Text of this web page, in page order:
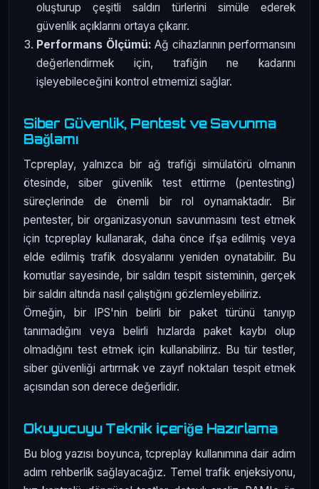
oluşturup çeşitli saldırı türlerini simüle ederek
güvenlik açıklarını ortaya çıkarır.
Performans Ölçümü: Ağ cihazlarının performansını
değerlendirmek için, trafiğin ne kadarını
işleyebileceğini kontrol etmemizi sağlar.
Siber Güvenlik, Pentest ve Savunma
Bağlamı
Tcpreplay, yalnızca bir ağ trafiği simülatörü olmanın
ötesinde, siber güvenlik test ettirme (pentesting)
süreçlerinde de önemli bir rol oynamaktadır. Bir
pentester, bir organizasyonun savunmasını test etmek
için tcpreplay kullanarak, daha önce ifşa edilmiş veya
elde edilmiş trafik dosyalarını yeniden oynatabilir. Bu
komutlar sayesinde, bir saldırı tespit sisteminin, gerçek
bir saldırı altında nasıl çalıştığını gözlemleyebiliriz.
Örneğin, bir IPS'nin belirli bir paket türünü tanıyıp
tanımadığını veya belirli hızlarda paket kaybı olup
olmadığını test etmek için kullanabiliriz. Bu tür testler,
siber güvenliği artırmak ve zayıf noktaları tespit etmek
açısından son derece değerlidir.
Okuyucuyu Teknik İçeriğe Hazırlama
Bu blog yazısı boyunca, tcpreplay kullanımına dair adım
adım rehberlik sağlayacağız. Temel trafik enjeksiyonu,